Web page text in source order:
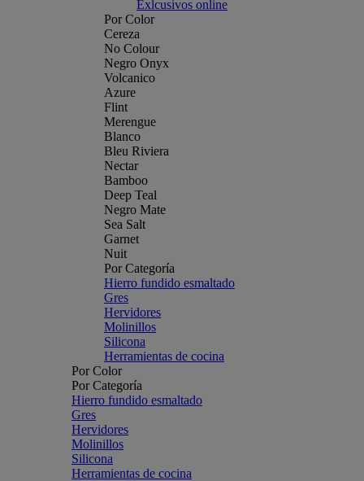
Exlcusivos online
Por Color
Cereza
No Colour
Negro Onyx
Volcanico
Azure
Flint
Merengue
Blanco
Bleu Riviera
Nectar
Bamboo
Deep Teal
Negro Mate
Sea Salt
Garnet
Nuit
Por Categoría
Hierro fundido esmaltado
Gres
Hervidores
Molinillos
Silicona
Herramientas de cocina
Por Color
Por Categoría
Hierro fundido esmaltado
Gres
Hervidores
Molinillos
Silicona
Herramientas de cocina